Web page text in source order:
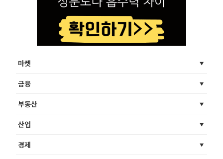
마켓
금융
부동산
산업
경제